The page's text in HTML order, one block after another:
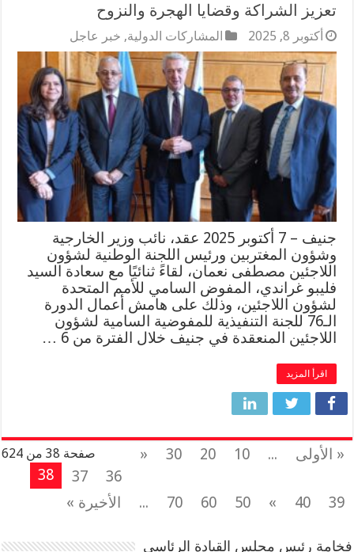
تعزيز الشراكة وقضايا الهجرة والنزوح
أكتوبر 8, 2025 المشاركات الدولية, خبر عاجل
جنيف – 7 أكتوبر 2025 عقد، نائب وزير الخارجية
وشؤون المغتربين ورئيس اللجنة الوطنية لشؤون
اللاجئين مصطفى نعمان، لقاءً ثنائيًا مع سعادة السيد
فليبو غراندي، المفوض السامي للأمم المتحدة
لشؤون اللاجئين، وذلك على هامش أعمال الدورة
الـ76 للجنة التنفيذية للمفوضية السامية لشؤون
اللاجئين المنعقدة في جنيف خلال الفترة من 6 …
اقرأ المزيد
صفحة 38 من 624 « الأولى ...
10
20
30
«
36
37
38
39
40
»
50
60
70
... الأخيرة »
فخامة رئيس مجلس القيادة الرئاسي